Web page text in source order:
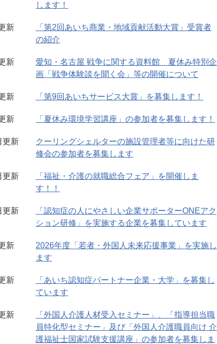
します！
新
「第2回あいち商業・地域貢献活動大賞」受賞者
の紹介
新
愛知・名古屋 戦争に関する資料館 夏休み特別企
画「戦争体験談を聞く会」等の開催について
新 「第9回あいちサービス大賞」を募集します！
新 「夏休み環境学習講座」の参加者を募集します！
更新
クーリングシェルターの施設管理者等に向けた研
修会の参加者を募集します
更新
「福祉・介護の就職総合フェア」を開催しま
す！！
更新
「認知症の人にやさしい企業サポーターONEアク
ション研修」を実施する企業を募集しています
新
2026年度「若者・外国人未来応援事業」を実施し
ます
新
「あいち認知症パートナー企業・大学」を募集し
ています
新
「外国人介護人材受入セミナー」、「指導担当職
員特化型セミナー」及び「外国人介護職員向け 介
護福祉士国家試験支援講座」の参加者を募集しま